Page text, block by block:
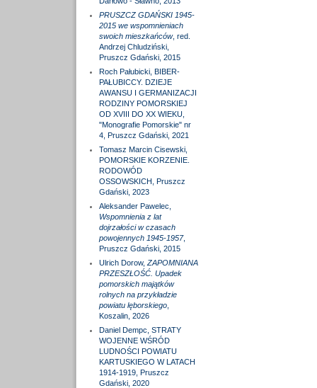
PRUSZCZ GDAŃSKI 1945-
2015 we wspomnieniach
swoich mieszkańców, red.
Andrzej Chludziński,
Pruszcz Gdański, 2015
Roch Pałubicki, BIBER-
PAŁUBICCY. DZIEJE
AWANSU I GERMANIZACJI
RODZINY POMORSKIEJ
OD XVIII DO XX WIEKU,
"Monografie Pomorskie" nr
4, Pruszcz Gdański, 2021
Tomasz Marcin Cisewski,
POMORSKIE KORZENIE.
RODOWÓD
OSSOWSKICH, Pruszcz
Gdański, 2023
Aleksander Pawelec,
Wspomnienia z lat
dojrzałości w czasach
powojennych 1945-1957,
Pruszcz Gdański, 2015
Ulrich Dorow, ZAPOMNIANA
PRZESZŁOŚĆ. Upadek
pomorskich majątków
rolnych na przykładzie
powiatu lęborskiego,
Koszalin, 2026
Daniel Dempc, STRATY
WOJENNE WŚRÓD
LUDNOŚCI POWIATU
KARTUSKIEGO W LATACH
1914-1919, Pruszcz
Gdański, 2020